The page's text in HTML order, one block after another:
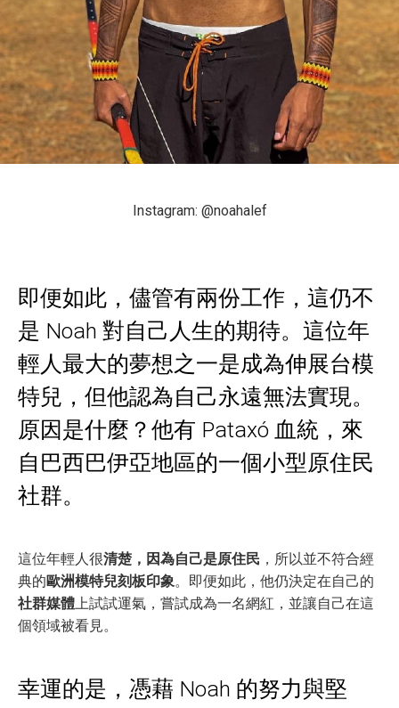
Instagram: @noahalef
即便如此，儘管有兩份工作，這仍不
是 Noah 對自己人生的期待。這位年
輕人最大的夢想之一是成為伸展台模
特兒，但他認為自己永遠無法實現。
原因是什麼？他有 Pataxó 血統，來
自巴西巴伊亞地區的一個小型原住民
社群。
這位年輕人很清楚，因為自己是原住民 ，所以並不符合經
典的歐洲模特兒刻板印象。即便如此，他仍決定在自己的
社群媒體上試試運氣，嘗試成為一名網紅，並讓自己在這
個領域被看見。
幸運的是，憑藉 Noah 的努力與堅